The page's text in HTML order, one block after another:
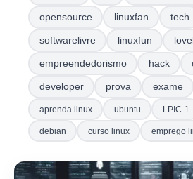
opensource linuxfan tech
softwarelivre linuxfun
empreendedorismo hack
developer prova exame
aprenda linux ubuntu LPIC-1
debian curso linux emprego